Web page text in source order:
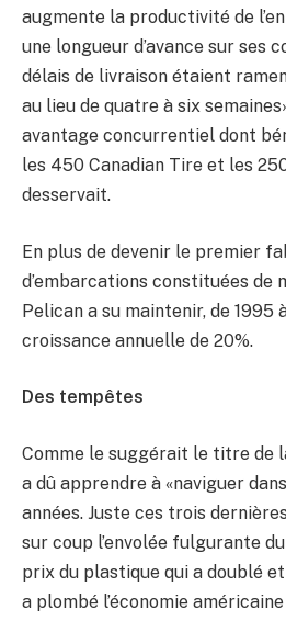
augmente la productivité de
une longueur d’avance sur ses
délais de livraison étaient
au lieu de quatre à six
avantage concurrentiel dont
les 450 Canadian Tire et les
desservait.
En plus de devenir le premier
d’embarcations constituées de
Pelican a su maintenir, de 1995
croissance annuelle de 20%.
Des tempêtes
Comme le suggérait le titre de
a dû apprendre à «naviguer
années. Juste ces trois
sur coup l’envolée fulgurante
prix du plastique qui a doublé
a plombé l’économie